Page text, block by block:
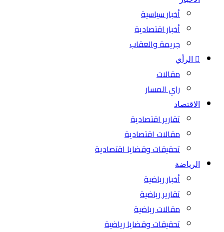
أخبار سياسية
أخبار اقتصادية
جريمة والعقاب
الرأي
مقالات
راي المسار
الاقتصاد
تقارير اقتصادية
مقالات اقتصادية
تحقيقات وقضايا اقتصادية
الرياضة
أخبار رياضية
تقارير رياضية
مقالات رياضية
تحقيقات وقضايا رياضية